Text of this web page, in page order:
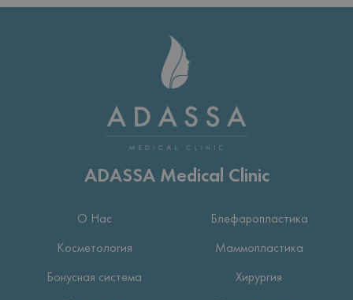
ADASSA Medical Clinic
О Нас Блефаропластика
Косметология Маммопластика
Бонусная система Хирургия